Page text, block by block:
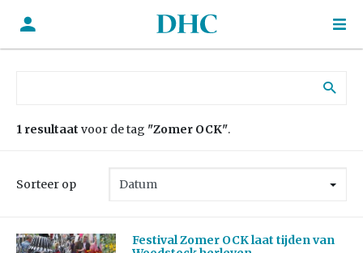
1 resultaat voor de tag "Zomer OCK".
Sorteer op
Festival Zomer OCK laat tijden van